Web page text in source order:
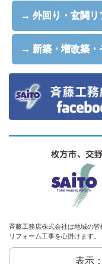
→ 外回り・玄関リ
→ 新築・増改築・
斉藤工務店株式会社は地域の
リフォーム工事を心掛けます。
表示：